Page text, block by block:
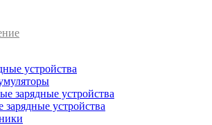
устройства
зарядные устройства
устройства